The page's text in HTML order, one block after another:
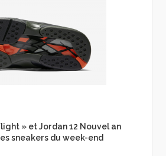
» et Jordan 12 Nouvel an
sneakers du week-end